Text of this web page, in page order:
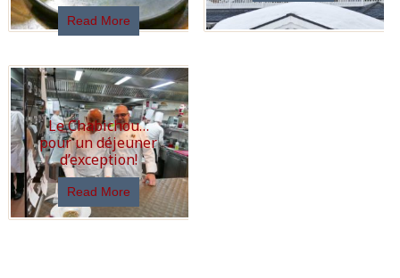
Read More
Le Chabichou…
pour un déjeuner
d’exception!
Read More